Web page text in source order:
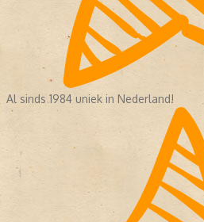
Al sinds 1984 uniek in Nederland!